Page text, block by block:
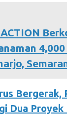
Bergerak,
Dua Proyek